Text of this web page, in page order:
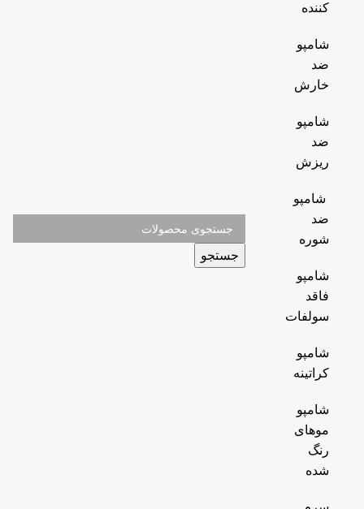
کننده
شامپو
ضد
خارش
شامپو
ضد
ریزش
شامپو
ضد
شوره
شامپو
فاقد
سولفات
شامپو
کراتینه
شامپو
موهای
رنگ
شده
جستجو